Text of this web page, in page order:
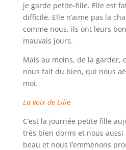
je garde petite-fille. Elle est
difficile. Elle n’aime pas la
comme nous, ils ont leurs
mauvais jours.
Mais au moins, de la garder,
nous fait du bien, qui nous
moi.
La voix de Lilie
C’est la journée petite fille
très bien dormi et nous
beau et nous l’emmènons